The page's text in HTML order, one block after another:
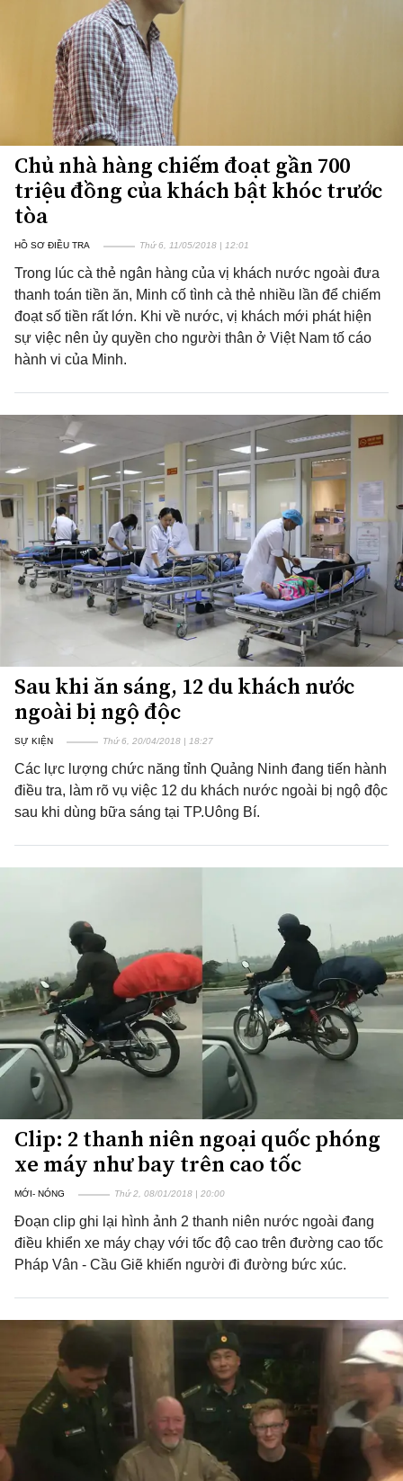
Chủ nhà hàng chiếm đoạt gần 700
triệu đồng của khách bật khóc trước
tòa
HỒ SƠ ĐIỀU TRA Thứ 6, 11/05/2018 | 12:01
Trong lúc cà thẻ ngân hàng của vị khách nước ngoài đưa
thanh toán tiền ăn, Minh cố tình cà thẻ nhiều lần để chiếm
đoạt số tiền rất lớn. Khi về nước, vị khách mới phát hiện
sự việc nên ủy quyền cho người thân ở Việt Nam tố cáo
hành vi của Minh.
Sau khi ăn sáng, 12 du khách nước
ngoài bị ngộ độc
SỰ KIỆN Thứ 6, 20/04/2018 | 18:27
Các lực lượng chức năng tỉnh Quảng Ninh đang tiến hành
điều tra, làm rõ vụ việc 12 du khách nước ngoài bị ngộ độc
sau khi dùng bữa sáng tại TP.Uông Bí.
Clip: 2 thanh niên ngoại quốc phóng
xe máy như bay trên cao tốc
MỚI- NÓNG Thứ 2, 08/01/2018 | 20:00
Đoạn clip ghi lại hình ảnh 2 thanh niên nước ngoài đang
điều khiển xe máy chạy với tốc độ cao trên đường cao tốc
Pháp Vân - Cầu Giẽ khiến người đi đường bức xúc.